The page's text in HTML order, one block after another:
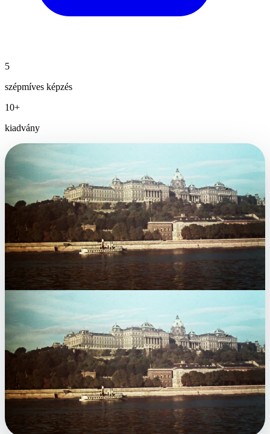
5
szépmíves képzés
10+
kiadvány